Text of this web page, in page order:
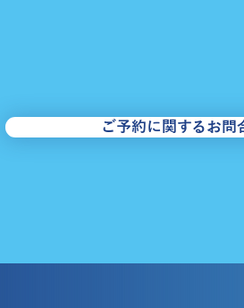
せ
ご予約に関するお問